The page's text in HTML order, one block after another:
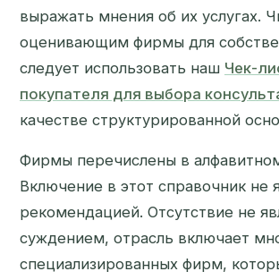
выражать мнения об их услугах.
оценивающим фирмы для
следует использовать наш Чек-
покупателя для выбора
качестве структурированной
Фирмы перечислены в
Включение в этот справочник не
рекомендацией. Отсутствие не
суждением, отрасль включает
специализированных фирм,